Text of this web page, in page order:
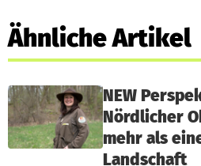
Ähnliche Artikel
NEW
Nördlicher
mehr als
Landschaft